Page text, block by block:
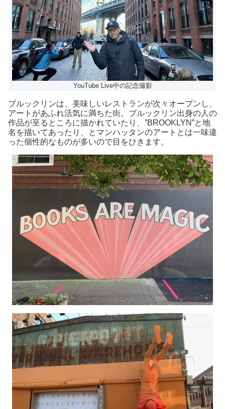
YouTube Live中の記念撮影
ブルックリンは、美味しいレストランが次々オープンし、
アートがあふれ活気に満ちた街。ブルックリン出身の人の
作品が至るところに描かれていたり、”BROOKLYN”と地
名を描いてあったり、とマンハッタンのアートとは一味違
った個性的なものが多いので目をひきます。